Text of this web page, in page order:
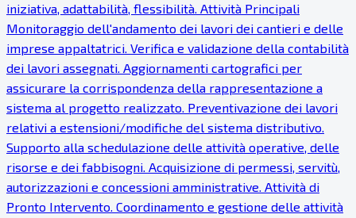
iniziativa, adattabilità, flessibilità. Attività Principali
Monitoraggio dell'andamento dei lavori dei cantieri e delle
imprese appaltatrici. Verifica e validazione della contabilità
dei lavori assegnati. Aggiornamenti cartografici per
assicurare la corrispondenza della rappresentazione a
sistema al progetto realizzato. Preventivazione dei lavori
relativi a estensioni/modifiche del sistema distributivo.
Supporto alla schedulazione delle attività operative, delle
risorse e dei fabbisogni. Acquisizione di permessi, servitù,
autorizzazioni e concessioni amministrative. Attività di
Pronto Intervento. Coordinamento e gestione delle attività